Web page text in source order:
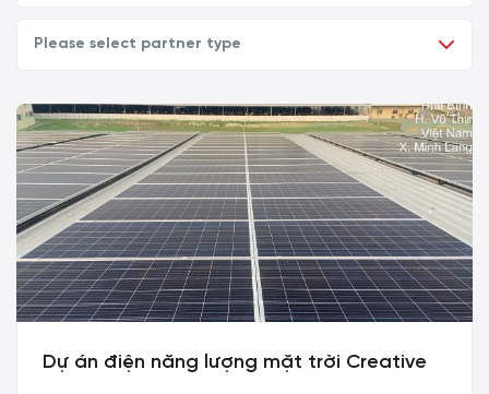
Dự án điện năng lượng mặt trời Creative